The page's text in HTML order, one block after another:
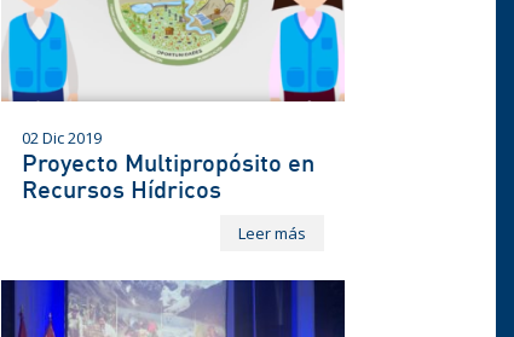
02 Dic 2019
Proyecto Multipropósito en
Recursos Hídricos
Leer más